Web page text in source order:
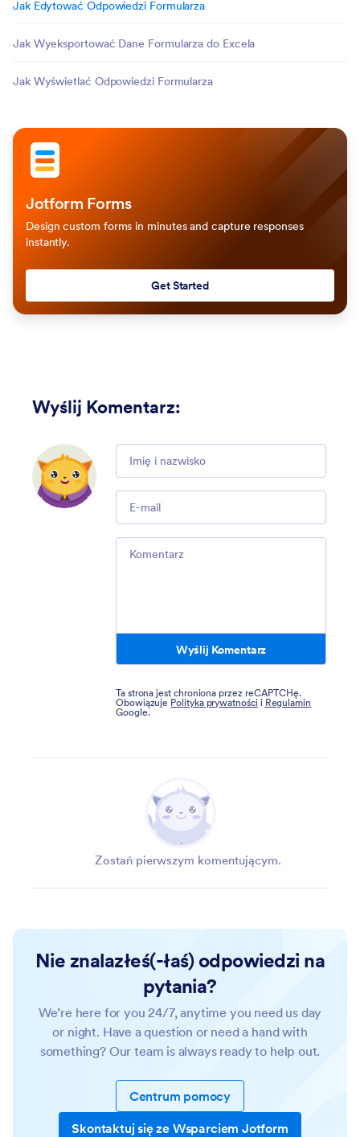
Jak Edytować Odpowiedzi Formularza
Jak Wyeksportować Dane Formularza do Excela
Jak Wyświetlać Odpowiedzi Formularza
Jotform Forms
Design custom forms in minutes and capture responses
instantly.
Get Started
Wyślij Komentarz:
Wyślij Komentarz
Ta strona jest chroniona przez reCAPTCHę.
Obowiązuje Polityka prywatnościi Regulamin
Google.
Zostań pierwszym komentującym.
Nie znalazłeś(-łaś) odpowiedzi na
pytania?
We’re here for you 24/7, anytime you need us day
or night. Have a question or need a hand with
something? Our team is always ready to help out.
Centrum pomocy
Skontaktuj się ze Wsparciem Jotform